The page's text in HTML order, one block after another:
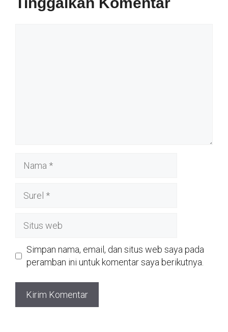
web
Simpan nama, email, dan situs web saya pada
peramban ini untuk komentar saya berikutnya.